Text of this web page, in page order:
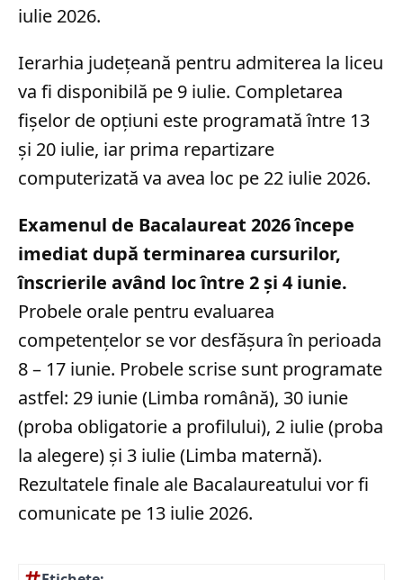
iulie 2026.
Ierarhia județeană pentru admiterea la liceu
va fi disponibilă pe 9 iulie. Completarea
fișelor de opțiuni este programată între 13
și 20 iulie, iar prima repartizare
computerizată va avea loc pe 22 iulie 2026.
Examenul de Bacalaureat 2026 începe
imediat după terminarea cursurilor,
înscrierile având loc între 2 și 4 iunie.
Probele orale pentru evaluarea
competențelor se vor desfășura în perioada
8 – 17 iunie. Probele scrise sunt programate
astfel: 29 iunie (Limba română), 30 iunie
(proba obligatorie a profilului), 2 iulie (proba
la alegere) și 3 iulie (Limba maternă).
Rezultatele finale ale Bacalaureatului vor fi
comunicate pe 13 iulie 2026.